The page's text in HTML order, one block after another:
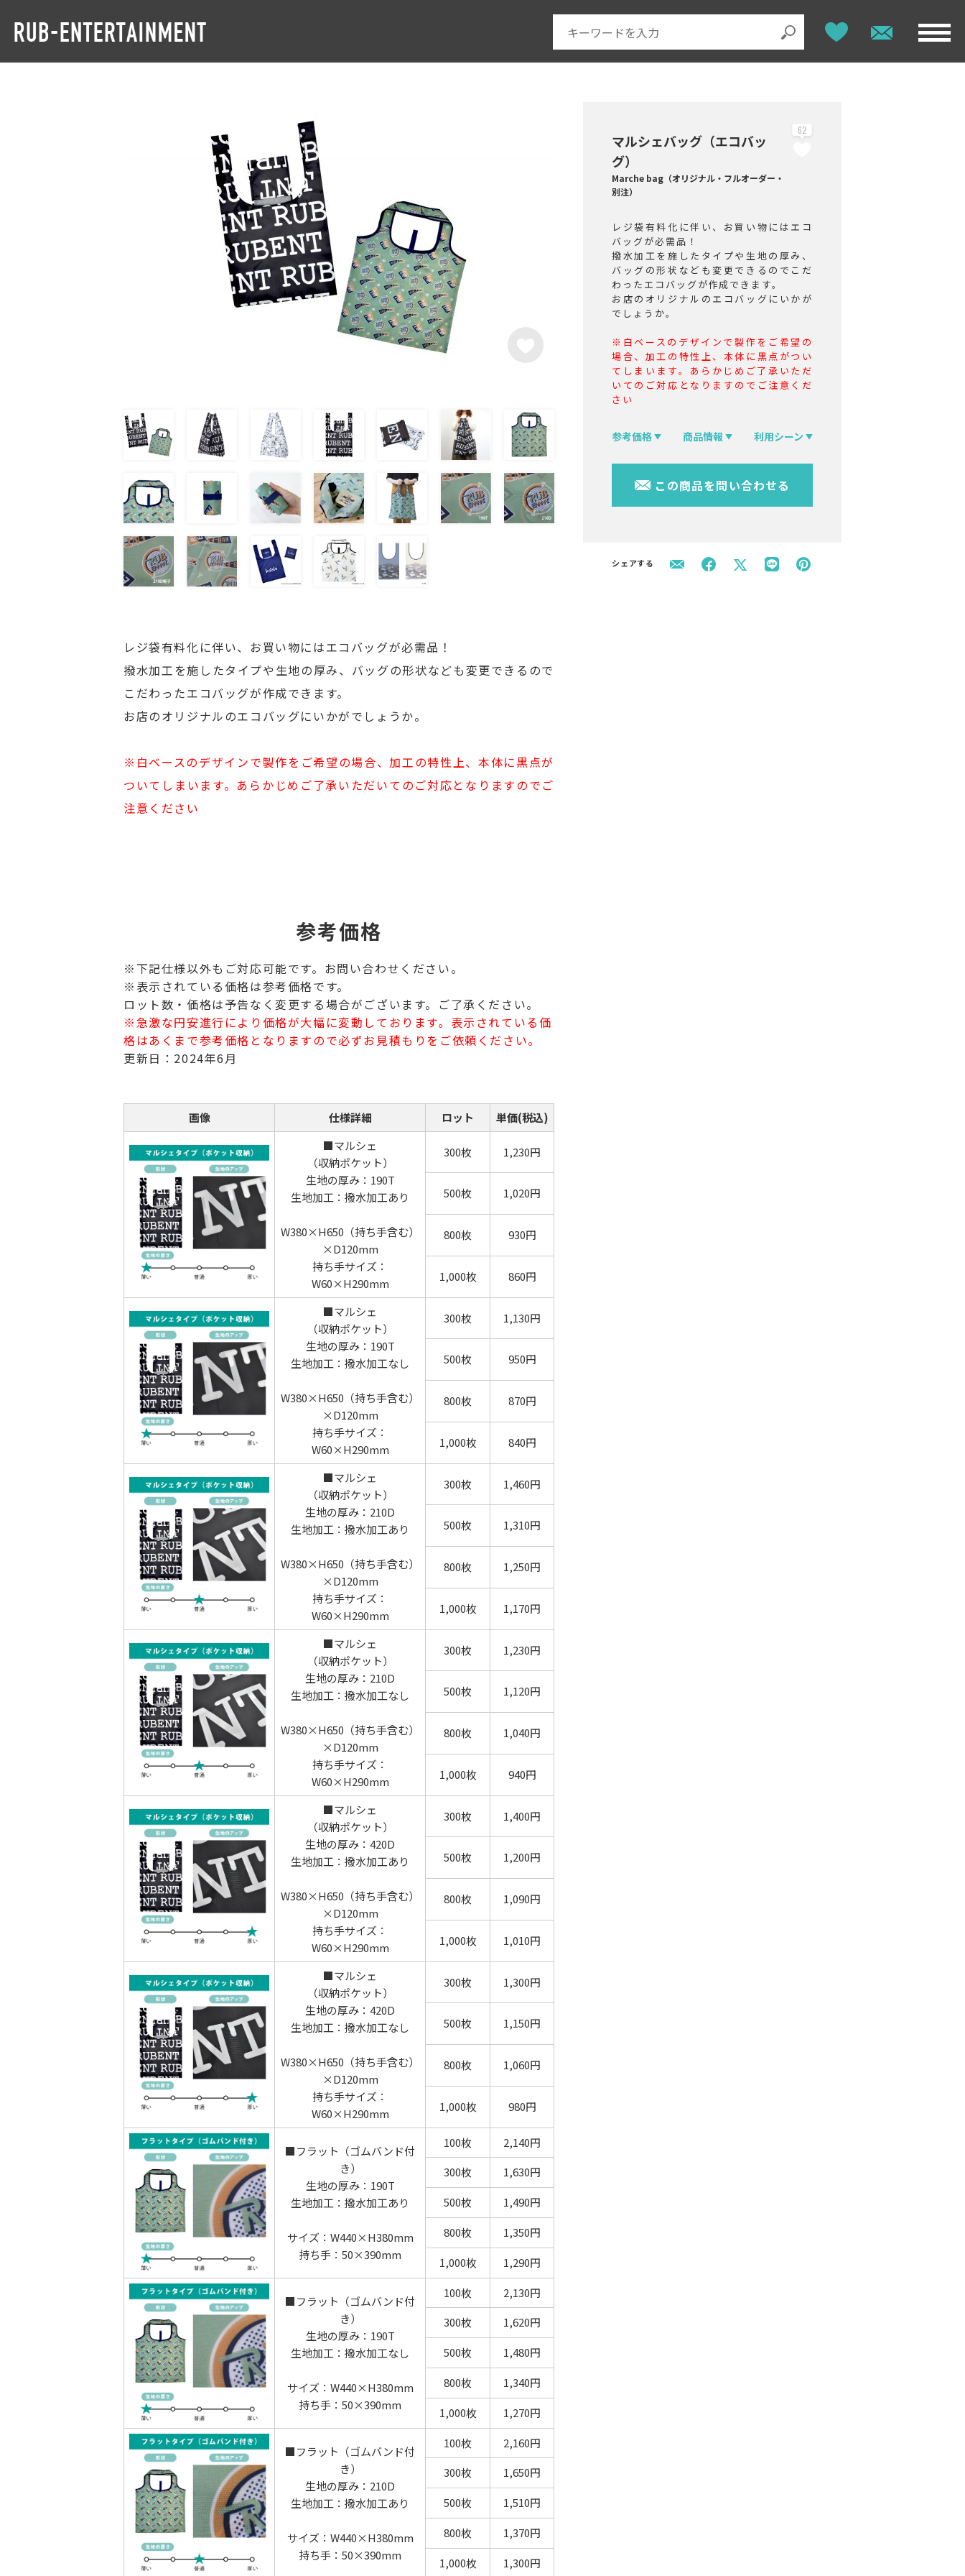
マルシェバッグ（エコバッ
グ）
Marche bag（オリジナル・フルオーダー・
別注）
62
レジ袋有料化に伴い、お買い物にはエコ
バッグが必需品！
撥水加工を施したタイプや生地の厚み、
バッグの形状なども変更できるのでこだ
わったエコバッグが作成できます。
お店のオリジナルのエコバッグにいかが
でしょうか。
※白ベースのデザインで製作をご希望の
場合、加工の特性上、本体に黒点がつい
てしまいます。あらかじめご了承いただ
いてのご対応となりますのでご注意くだ
さい
参考価格 商品情報 利用シーン
この商品を問い合わせる
シェアする
レジ袋有料化に伴い、お買い物にはエコバッグが必需品！
撥水加工を施したタイプや生地の厚み、バッグの形状なども変更できるので
こだわったエコバッグが作成できます。
お店のオリジナルのエコバッグにいかがでしょうか。
※白ベースのデザインで製作をご希望の場合、加工の特性上、本体に黒点が
ついてしまいます。あらかじめご了承いただいてのご対応となりますのでご
注意ください
参考価格
※下記仕様以外もご対応可能です。お問い合わせください。
※表示されている価格は参考価格です。
ロット数・価格は予告なく変更する場合がございます。ご了承ください。
※急激な円安進行により価格が大幅に変動しております。表示されている価
格はあくまで参考価格となりますので必ずお見積もりをご依頼ください。
更新日：2024年6月
画像 仕様詳細 ロット
単価(税込)
■マルシェ
（収納ポケット）
生地の厚み：190T
生地加工：撥水加工あり
W380×H650（持ち手含む）
×D120mm
持ち手サイズ：
W60×H290mm
300枚 1,230円
500枚 1,020円
800枚 930円
1,000枚 860円
■マルシェ
（収納ポケット）
生地の厚み：190T
生地加工：撥水加工なし
W380×H650（持ち手含む）
×D120mm
持ち手サイズ：
W60×H290mm
300枚 1,130円
500枚 950円
800枚 870円
1,000枚 840円
■マルシェ
（収納ポケット）
生地の厚み：210D
生地加工：撥水加工あり
W380×H650（持ち手含む）
×D120mm
持ち手サイズ：
W60×H290mm
300枚 1,460円
500枚 1,310円
800枚 1,250円
1,000枚 1,170円
■マルシェ
（収納ポケット）
生地の厚み：210D
生地加工：撥水加工なし
W380×H650（持ち手含む）
×D120mm
持ち手サイズ：
W60×H290mm
300枚 1,230円
500枚 1,120円
800枚 1,040円
1,000枚 940円
■マルシェ
（収納ポケット）
生地の厚み：420D
生地加工：撥水加工あり
W380×H650（持ち手含む）
×D120mm
持ち手サイズ：
W60×H290mm
300枚 1,400円
500枚 1,200円
800枚 1,090円
1,000枚 1,010円
■マルシェ
（収納ポケット）
生地の厚み：420D
生地加工：撥水加工なし
W380×H650（持ち手含む）
×D120mm
持ち手サイズ：
W60×H290mm
300枚 1,300円
500枚 1,150円
800枚 1,060円
1,000枚 980円
■フラット（ゴムバンド付
き）
生地の厚み：190T
生地加工：撥水加工あり
サイズ：W440×H380mm
持ち手：50×390mm
100枚
2,140円
300枚
1,630円
500枚
1,490円
800枚
1,350円
1,000枚
1,290円
■フラット（ゴムバンド付
き）
生地の厚み：190T
生地加工：撥水加工なし
サイズ：W440×H380mm
持ち手：50×390mm
100枚
2,130円
300枚
1,620円
500枚
1,480円
800枚
1,340円
1,000枚
1,270円
■フラット（ゴムバンド付
き）
生地の厚み：210D
生地加工：撥水加工あり
サイズ：W440×H380mm
持ち手：50×390mm
100枚
2,160円
300枚
1,650円
500枚
1,510円
800枚
1,370円
1,000枚
1,300円